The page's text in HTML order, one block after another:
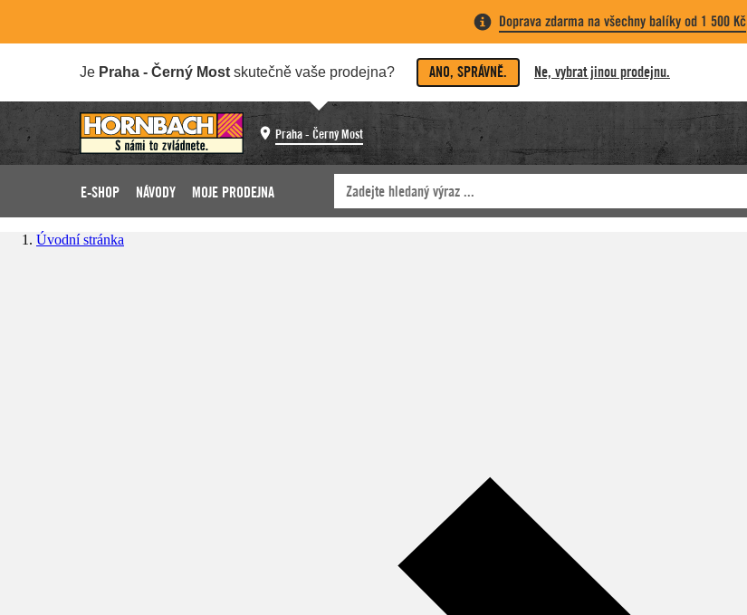
Doprava zdarma na všechny balíky od 1 500 Kč
Je Praha - Černý Most skutečně vaše prodejna? ANO, SPRÁVNĚ. Ne, vybrat jinou prodejnu.
Praha - Černý Most
E-SHOP NÁVODY MOJE PRODEJNA
Úvodní stránka